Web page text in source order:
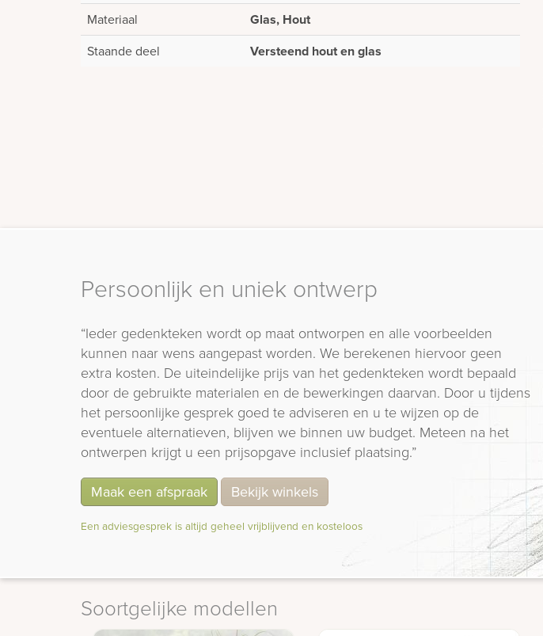
Materiaal
Glas, Hout
Staande deel Versteend hout en glas
Persoonlijk en uniek ontwerp
“Ieder gedenkteken wordt op maat ontworpen en alle voorbeelden
kunnen naar wens aangepast worden. We berekenen hiervoor geen
extra kosten. De uiteindelijke prijs van het gedenkteken wordt bepaald
door de gebruikte materialen en de bewerkingen daarvan. Door u tijdens
het persoonlijke gesprek goed te adviseren en u te wijzen op de
eventuele alternatieven, blijven we binnen uw budget. Meteen na het
ontwerpen krijgt u een prijsopgave inclusief plaatsing.”
Maak een afspraak Bekijk winkels
Een adviesgesprek is altijd geheel vrijblijvend en kosteloos
Soortgelijke modellen